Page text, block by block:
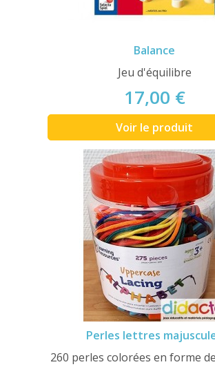
Balance
Jeu d'équilibre
17,00 €
Voir le produit
Perles lettres
260 perles colorées en forme